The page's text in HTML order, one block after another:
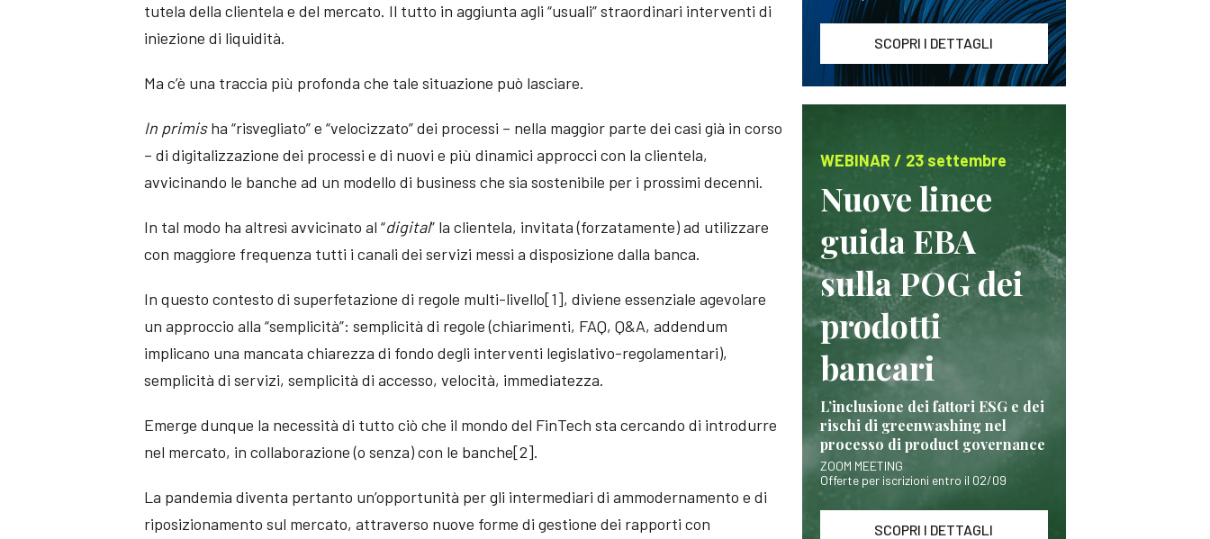
tutela della clientela e del mercato. Il tutto in aggiunta agli “usuali” straordinari interventi di
iniezione di liquidità.
Ma c’è una traccia più profonda che tale situazione può lasciare.
In primisha “risvegliato” e “velocizzato” dei processi – nella maggior parte dei casi già in corso
– di digitalizzazione dei processi e di nuovi e più dinamici approcci con la clientela,
avvicinando le banche ad un modello di business che sia sostenibile per i prossimi decenni.
In tal modo ha altresì avvicinato al “digital” la clientela, invitata (forzatamente) ad utilizzare
con maggiore frequenza tutti i canali dei servizi messi a disposizione dalla banca.
In questo contesto di superfetazione di regole multi-livello[1], diviene essenziale agevolare
un approccio alla “semplicità”: semplicità di regole (chiarimenti, FAQ, Q&A, addendum
implicano una mancata chiarezza di fondo degli interventi legislativo-regolamentari),
semplicità di servizi, semplicità di accesso, velocità, immediatezza.
Emerge dunque la necessità di tutto ciò che il mondo del FinTech sta cercando di introdurre
nel mercato, in collaborazione (o senza) con le banche[2].
La pandemia diventa pertanto un’opportunità per gli intermediari di ammodernamento e di
riposizionamento sul mercato, attraverso nuove forme di gestione dei rapporti con
SCOPRI I DETTAGLI
WEBINAR / 23 settembre
Nuove linee
guida EBA
sulla POG dei
prodotti
bancari
L’inclusione dei fattori ESG e dei
rischi di greenwashing nel
processo di product governance
ZOOM MEETING
Offerte per iscrizioni entro il 02/09
SCOPRI I DETTAGLI